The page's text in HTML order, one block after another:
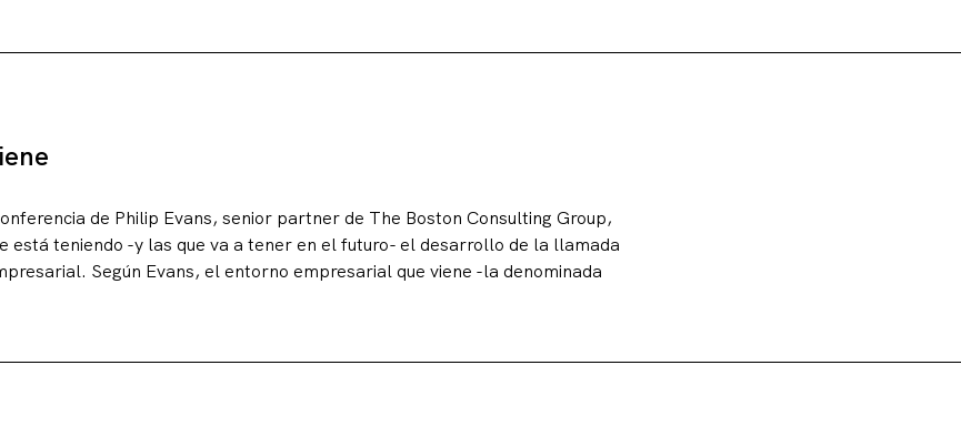
de Philip Evans, senior partner de The Boston Consulting Group,
está teniendo -y las que va a tener en el futuro- el desarrollo de la llamada
Según Evans, el entorno empresarial que viene -la denominada